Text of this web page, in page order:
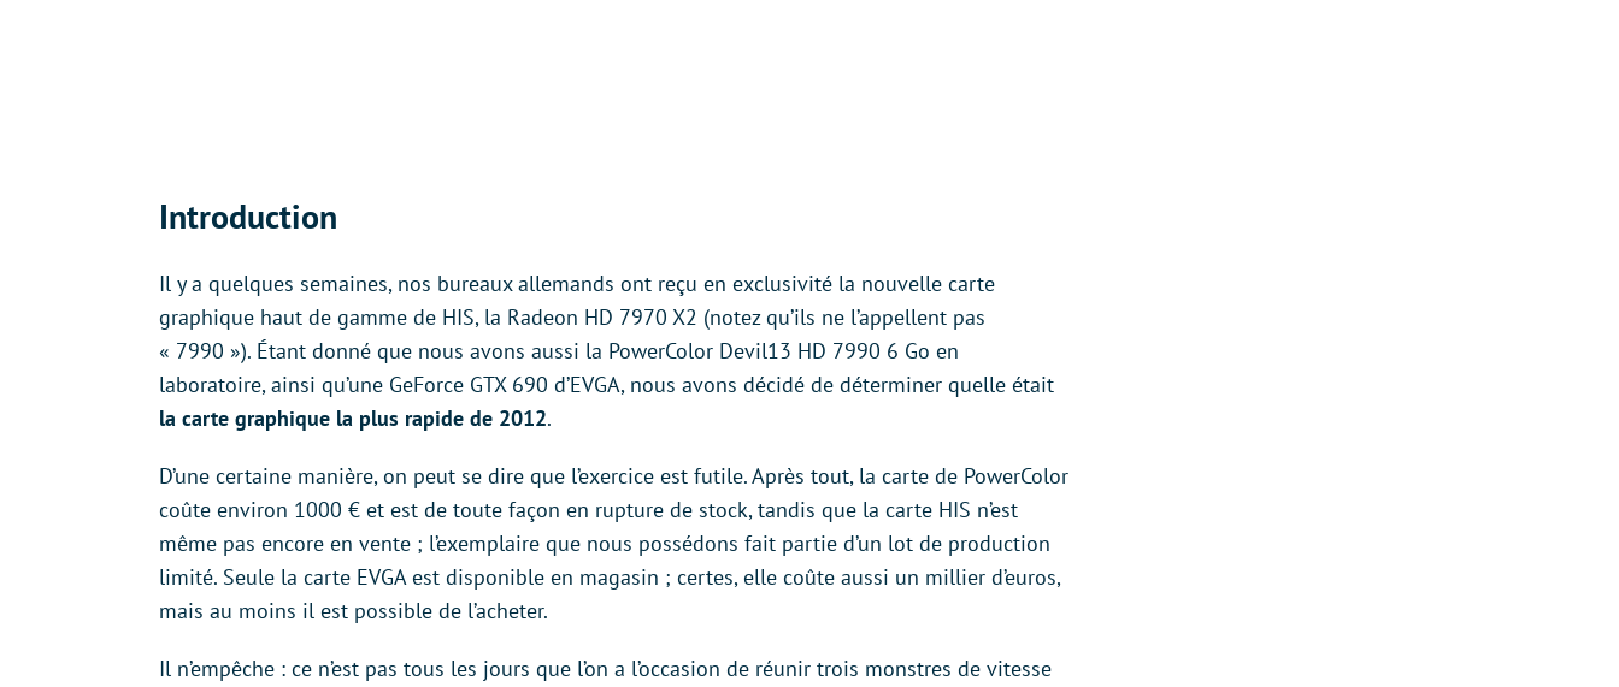
Introduction
Il y a quelques semaines, nos bureaux allemands ont reçu en exclusivité la nouvelle carte
graphique haut de gamme de HIS, la Radeon HD 7970 X2 (notez qu’ils ne l’appellent pas
« 7990 »). Étant donné que nous avons aussi la PowerColor Devil13 HD 7990 6 Go en
laboratoire, ainsi qu’une GeForce GTX 690 d’EVGA, nous avons décidé de déterminer quelle était
la carte graphique la plus rapide de 2012.
D’une certaine manière, on peut se dire que l’exercice est futile. Après tout, la carte de PowerColor
coûte environ 1000 € et est de toute façon en rupture de stock, tandis que la carte HIS n’est
même pas encore en vente ; l’exemplaire que nous possédons fait partie d’un lot de production
limité. Seule la carte EVGA est disponible en magasin ; certes, elle coûte aussi un millier d’euros,
mais au moins il est possible de l’acheter.
Il n’empêche : ce n’est pas tous les jours que l’on a l’occasion de réunir trois monstres de vitesse